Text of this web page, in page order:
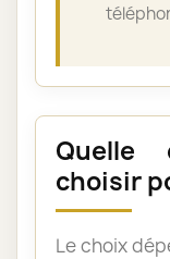
Quelle
choisir
Le choix